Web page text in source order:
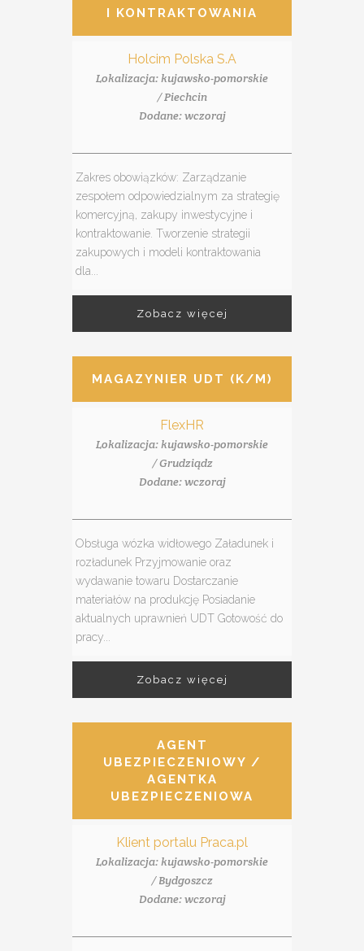
I KONTRAKTOWANIA
Holcim Polska S.A
Lokalizacja: kujawsko-pomorskie
/ Piechcin
Dodane: wczoraj
Zakres obowiązków: Zarządzanie
zespołem odpowiedzialnym za strategię
komercyjną, zakupy inwestycyjne i
kontraktowanie. Tworzenie strategii
zakupowych i modeli kontraktowania
dla...
Zobacz więcej
MAGAZYNIER UDT (K/M)
FlexHR
Lokalizacja: kujawsko-pomorskie
/ Grudziądz
Dodane: wczoraj
Obsługa wózka widłowego Załadunek i
rozładunek Przyjmowanie oraz
wydawanie towaru Dostarczanie
materiałów na produkcję Posiadanie
aktualnych uprawnień UDT Gotowość do
pracy...
Zobacz więcej
AGENT
UBEZPIECZENIOWY /
AGENTKA
UBEZPIECZENIOWA
Klient portalu Praca.pl
Lokalizacja: kujawsko-pomorskie
/ Bydgoszcz
Dodane: wczoraj